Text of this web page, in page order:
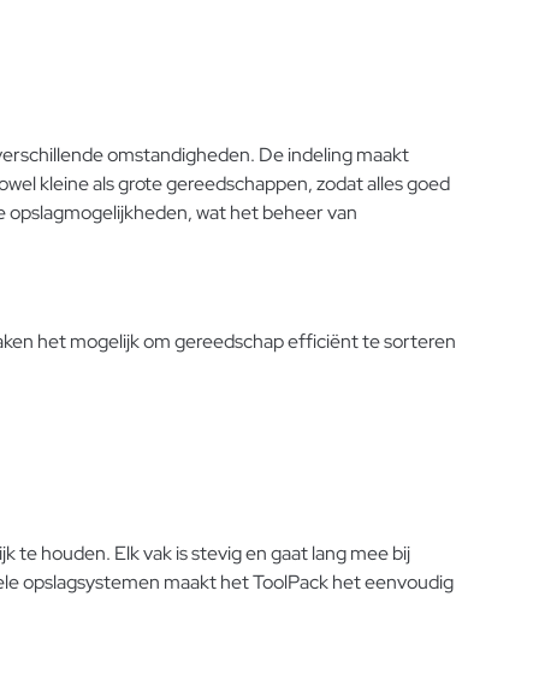
omstandigheden. De indeling maakt
kleine als grote gereedschappen, zodat alles goed
wat het beheer van
het mogelijk om gereedschap efficiënt te sorteren
houden. Elk vak is stevig en gaat lang mee bij
opslagsystemen maakt het ToolPack het eenvoudig